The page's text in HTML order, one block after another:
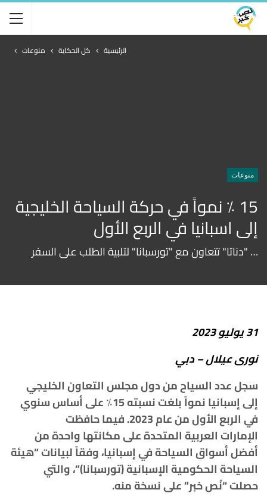
الرئيسية كل الحكاية منوعات
منوعات
15 ٪؜ نمواً في حركة السياحة الخليجية
إلى اسبانيا في الربع الأول
… "دناتا" تتعاون مع "تورسبانا" لتلبية الطلب على السفر
31يوليو2023
نورىعيلال–دبي
سجلعددالسياحمندولمجلسالتعاونالخليجي
إلىإسبانيانمواًبلغتنسبته ٪علىأساسسنوي
فيالربعالأولمنعام فيماحافظت
الإماراتالعربيةالمتحدةعلىمكانتهاواحدةمن
أفضلأسواقالسياحةفيإسبانيا،وفقاًلبيانات“هيئة
السياحةالحكوميةالإسبانية(تورسبانا)”،والتي
حصلت“نُصخبر”علىنسخةمنه.